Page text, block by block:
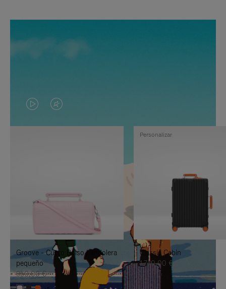
EL
VÍDEO
PULSE
PAUSARLO.
EL
SONIDO
DESACTIVADO:
PULSE
PARA
ACTIVARLO.
Groove - Cuero Bolso bandolera
pequeño
950,00 €
Classic Cabin
1.740,00 €
Personalizar